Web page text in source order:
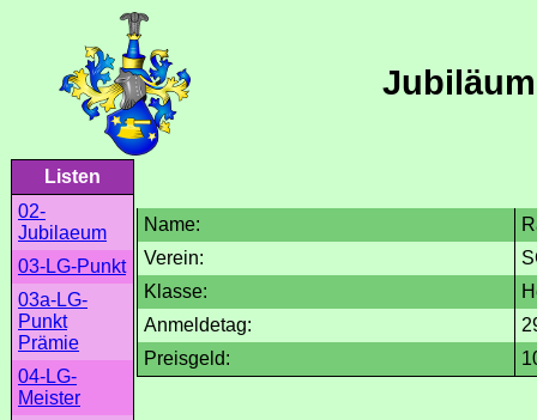
Listen
02-
Jubilaeum
03-LG-Punkt
03a-LG-
Punkt
Prämie
04-LG-
Meister
Name:
Verein:
Klasse:
Anmeldetag:
Preisgeld: